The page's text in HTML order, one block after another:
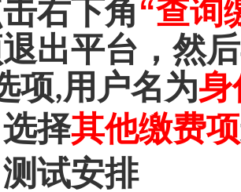
右下角“查询
出平台，然
项,用户名为身
择其他缴费项
试安排